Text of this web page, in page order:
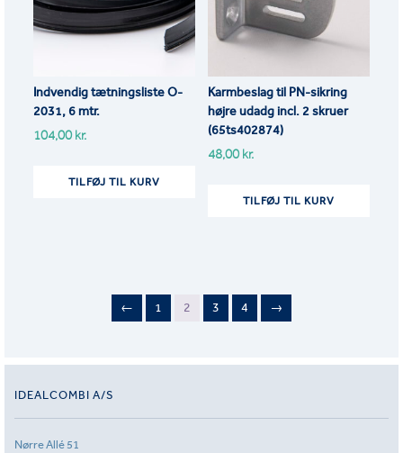
Indvendig tætningsliste O-
2031, 6 mtr.
104,00kr.
TILFØJ TIL KURV
Karmbeslag til PN-sikring
højre udadg incl. 2 skruer
(65ts402874)
48,00kr.
TILFØJ TIL KURV
← 1 2 3 4 →
IDEALCOMBI A/S
Nørre Allé 51